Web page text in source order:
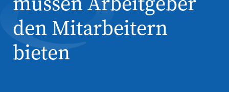
den Mitarbeitern
bieten